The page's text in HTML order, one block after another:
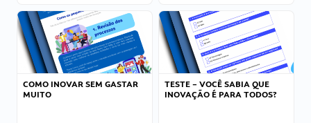
COMO INOVAR SEM GASTAR
MUITO
TESTE – VOCÊ SABIA QUE
INOVAÇÃO É PARA TODOS?